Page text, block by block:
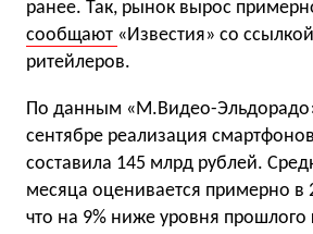
ранее. Так, рынок вырос
сообщают «Известия» со
ритейлеров.
По данным «М.Видео-
сентябре реализация
составила 145 млрд рублей.
месяца оценивается примерно в
что на 9% ниже уровня прошлого